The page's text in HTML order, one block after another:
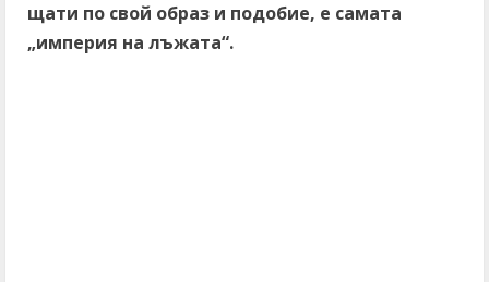
щати по свой образ и подобие, е самата
„империя на лъжата“.